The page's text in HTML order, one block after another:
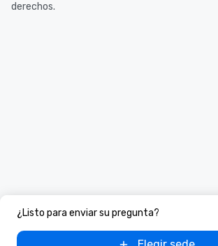
¿Listo para enviar su pregunta?
derechos.